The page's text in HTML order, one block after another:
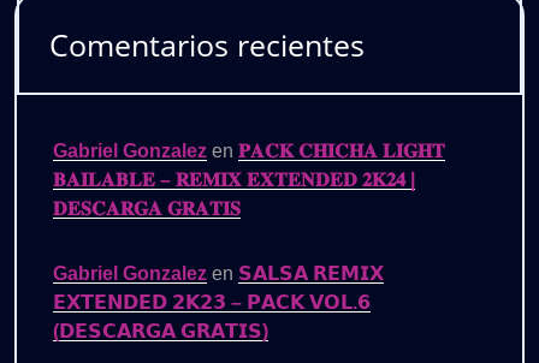
Comentarios recientes
Gabriel Gonzalez en 𝐏𝐀𝐂𝐊 𝐂𝐇𝐈𝐂𝐇𝐀 𝐋𝐈𝐆𝐇𝐓
𝐁𝐀𝐈𝐋𝐀𝐁𝐋𝐄 – 𝐑𝐄𝐌𝐈𝐗 𝐄𝐗𝐓𝐄𝐍𝐃𝐄𝐃 𝟐𝐊𝟐𝟒 |
𝐃𝐄𝐒𝐂𝐀𝐑𝐆𝐀 𝐆𝐑𝐀𝐓𝐈𝐒
Gabriel Gonzalez en 𝗦𝗔𝗟𝗦𝗔 𝗥𝗘𝗠𝗜𝗫
𝗘𝗫𝗧𝗘𝗡𝗗𝗘𝗗 𝟮𝗞𝟮𝟯 – 𝗣𝗔𝗖𝗞 𝗩𝗢𝗟.𝟲
(𝗗𝗘𝗦𝗖𝗔𝗥𝗚𝗔 𝗚𝗥𝗔𝗧𝗜𝗦)